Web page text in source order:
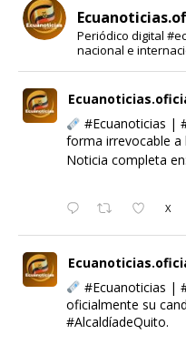
Periódico digital
nacional e
#Ecuanoticias |
forma irrevocable a
Noticia completa en:
X
#Ecuanoticias |
oficialmente su
#AlcaldíadeQuito.